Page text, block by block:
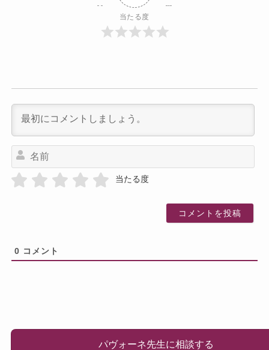
当たる度
当たる度
0 コメント
パヴォーネ先生に相談する